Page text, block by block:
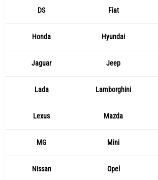
DS Fiat
Honda Hyundai
Jaguar Jeep
Lada Lamborghini
Lexus Mazda
MG Mini
Nissan Opel